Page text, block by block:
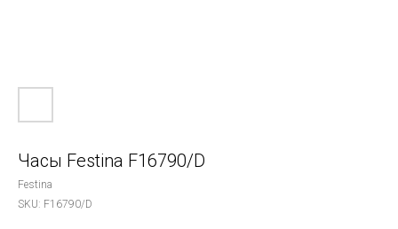
Часы Festina F16790/D
Festina
SKU: F16790/D